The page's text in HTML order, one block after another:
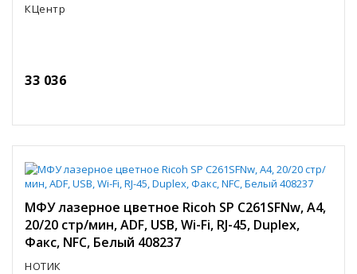
КЦентр
33 036
МФУ лазерное цветное Ricoh SP C261SFNw, A4,
20/20 стр/мин, ADF, USB, Wi-Fi, RJ-45, Duplex,
Факс, NFC, Белый 408237
НОТИК